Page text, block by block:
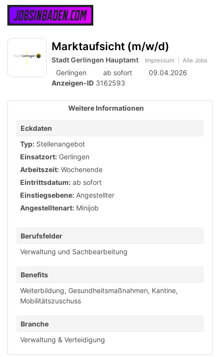
Accessibility
Modus
aktivieren
zur
Navigation
von
mobilem
Endgerät
Marktaufsicht (m/w/d)
Stadt Gerlingen Hauptamt Impressum Alle Jobs
Gerlingen ab sofort
09.04.2026
Anzeigen-ID 3162593
Weitere Informationen
Eckdaten
Typ: Stellenangebot
Einsatzort: Gerlingen
Arbeitszeit: Wochenende
Eintrittsdatum: ab sofort
Einstiegsebene: Angestellter
Angestelltenart: Minijob
Berufsfelder
Verwaltung und Sachbearbeitung
Benefits
Weiterbildung, Gesundheitsmaßnahmen, Kantine,
Mobilitätszuschuss
Branche
Verwaltung & Verteidigung